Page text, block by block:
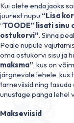
Kui olete enda jaoks
juurest nupu “Lisa
“TOODE” lisati sinu
ostukorvi”. Sinna
Peale nupule
oma ostukorvi sisu ja
maksma”, kus on
järgnevale lehele, kus
tarneviisid ning
unustage panga lehel
Makseviisid